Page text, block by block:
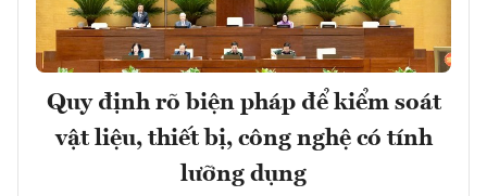
Quy định rõ biện pháp để kiểm soát
vật liệu, thiết bị, công nghệ có tính
lưỡng dụng